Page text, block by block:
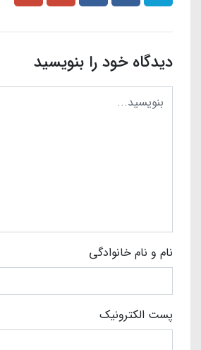
دیدگاه خود را بنویسید
نام و نام خانوادگی
پست الکترونیک